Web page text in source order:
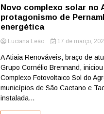
Novo complexo solar no
protagonismo de
energética
Luciana Leão 17 de março,
A Atiaia Renováveis, braço de
Grupo Cornélio Brennand,
Complexo Fotovoltaico Sol do
municípios de São Caetano e
instalada...